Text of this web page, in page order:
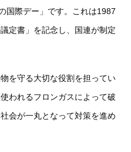
国際デー」です。これは1987
定書」を記念し、国連が制定
を守る大切な役割を担ってい
われるフロンガスによって破
会が一丸となって対策を進め